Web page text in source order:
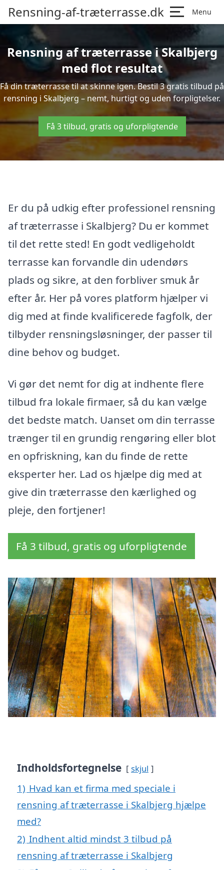
Rensning-af-træterrasse.dk Menu
Rensning af træterrasse i Skalbjerg
med flot resultat
Få din træterrasse til at skinne igen. Bestil 3 gratis tilbud på
rensning i Skalbjerg – nemt, hurtigt og uden forpligtelser.
Få 3 tilbud, gratis og uforpligtende
Er du på udkig efter professionel rensning
af træterrasse i Skalbjerg? Du er kommet
til det rette sted! En godt vedligeholdt
terrasse kan forvandle din udendørs
plads og sikre, at den forbliver smuk år
efter år. Her på vores platform hjælper vi
dig med at finde kvalificerede fagfolk, der
tilbyder rensningsløsninger, der passer til
dine behov og budget.
Vi gør det nemt for dig at indhente flere
tilbud fra lokale firmaer, så du kan vælge
det bedste match. Uanset om din terrasse
trænger til en grundig rengøring eller blot
en opfriskning, kan du finde de rette
eksperter her. Lad os hjælpe dig med at
give din træterrasse den kærlighed og
pleje, den fortjener!
Få 3 tilbud, gratis og uforpligtende
Indholdsfortegnelse skjul
1) Hvad kan et firma med speciale i
rensning af træterrasse i Skalbjerg hjælpe
med?
2) Indhent altid mindst 3 tilbud på
rensning af træterrasse i Skalbjerg